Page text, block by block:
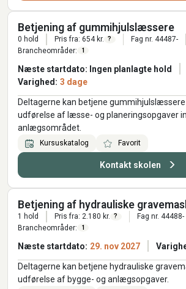
Betjening af gummihjulslæssere
0 hold Pris fra: 654 kr. ?
Fag nr. 44487-
Brancheområder:
1
Næste startdato: Ingen planlagte hold
Varighed: 3 dage
Deltagerne kan betjene
udførelse af læsse- og planeringsopgaver
anlægsområdet.
Kursuskatalog Favorit
Kontakt skolen
Betjening af hydrauliske
1 hold Pris fra: 2.180 kr. ?
Fag nr. 44488-
Brancheområder:
1
Næste startdato: 29. nov 2027
Deltagerne kan betjene hydrauliske
udførelse af bygge- og anlægsopgaver.